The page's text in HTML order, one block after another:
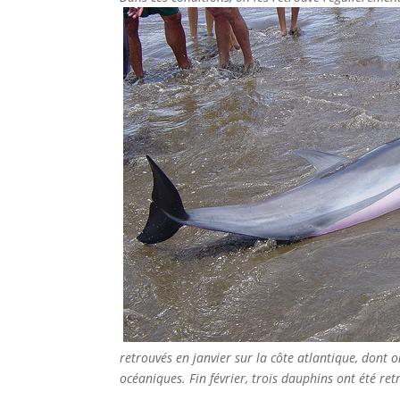
retrouvés en janvier sur la côte atlantique, dont
océaniques. Fin février, trois dauphins ont été